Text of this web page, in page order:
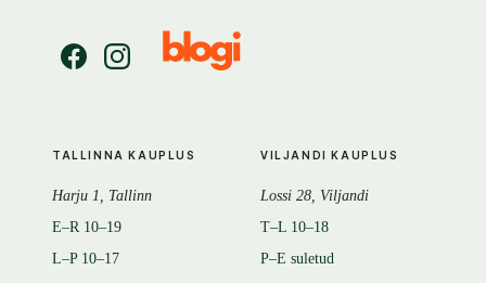
TALLINNA KAUPLUS
Harju 1, Tallinn
E–R 10–19
L–P 10–17
VILJANDI KAUPLUS
Lossi 28, Viljandi
T–L 10–18
P–E suletud